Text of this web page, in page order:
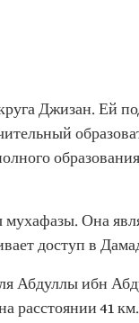
Джизан. Ей
мухафазы. Она
доступ в
Абдуллы ибн
расстоянии 41